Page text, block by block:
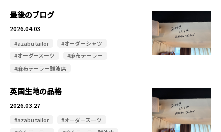
最後のブログ
2026.04.03
#azabu tailor
#オーダーシャツ
#オーダースーツ
#麻布テーラー
#麻布テーラー難波店
英国生地の品格
2026.03.27
#azabu tailor
#オーダースーツ